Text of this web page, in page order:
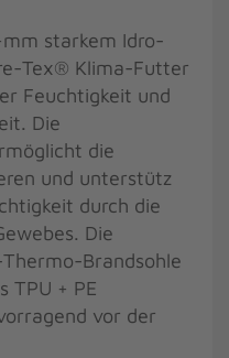
starkem Idro-
Tex® Klima-Futter
Feuchtigkeit und
Die
die
und unterstütz
durch die
Die
Brandsohle
TPU + PE
vor der